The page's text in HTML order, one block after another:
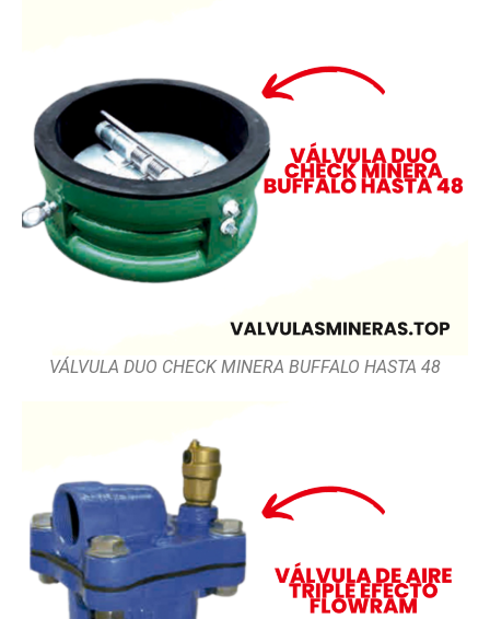
VÁLVULA DUO CHECK MINERA BUFFALO HASTA 48